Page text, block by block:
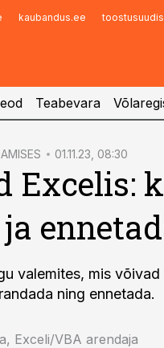
kaubandus.ee
Teabevara
01.11.23, 08:30
Excelis:
valemites, mis
ning ennetada.
Exceli/VBA arendaja